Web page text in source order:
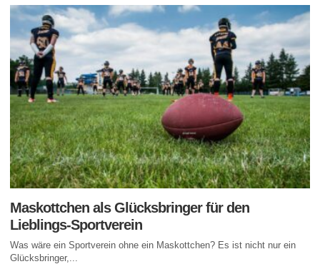
Maskottchen als Glücksbringer für den
Lieblings-Sportverein
Was wäre ein Sportverein ohne ein Maskottchen? Es ist nicht nur ein
Glücksbringer,...